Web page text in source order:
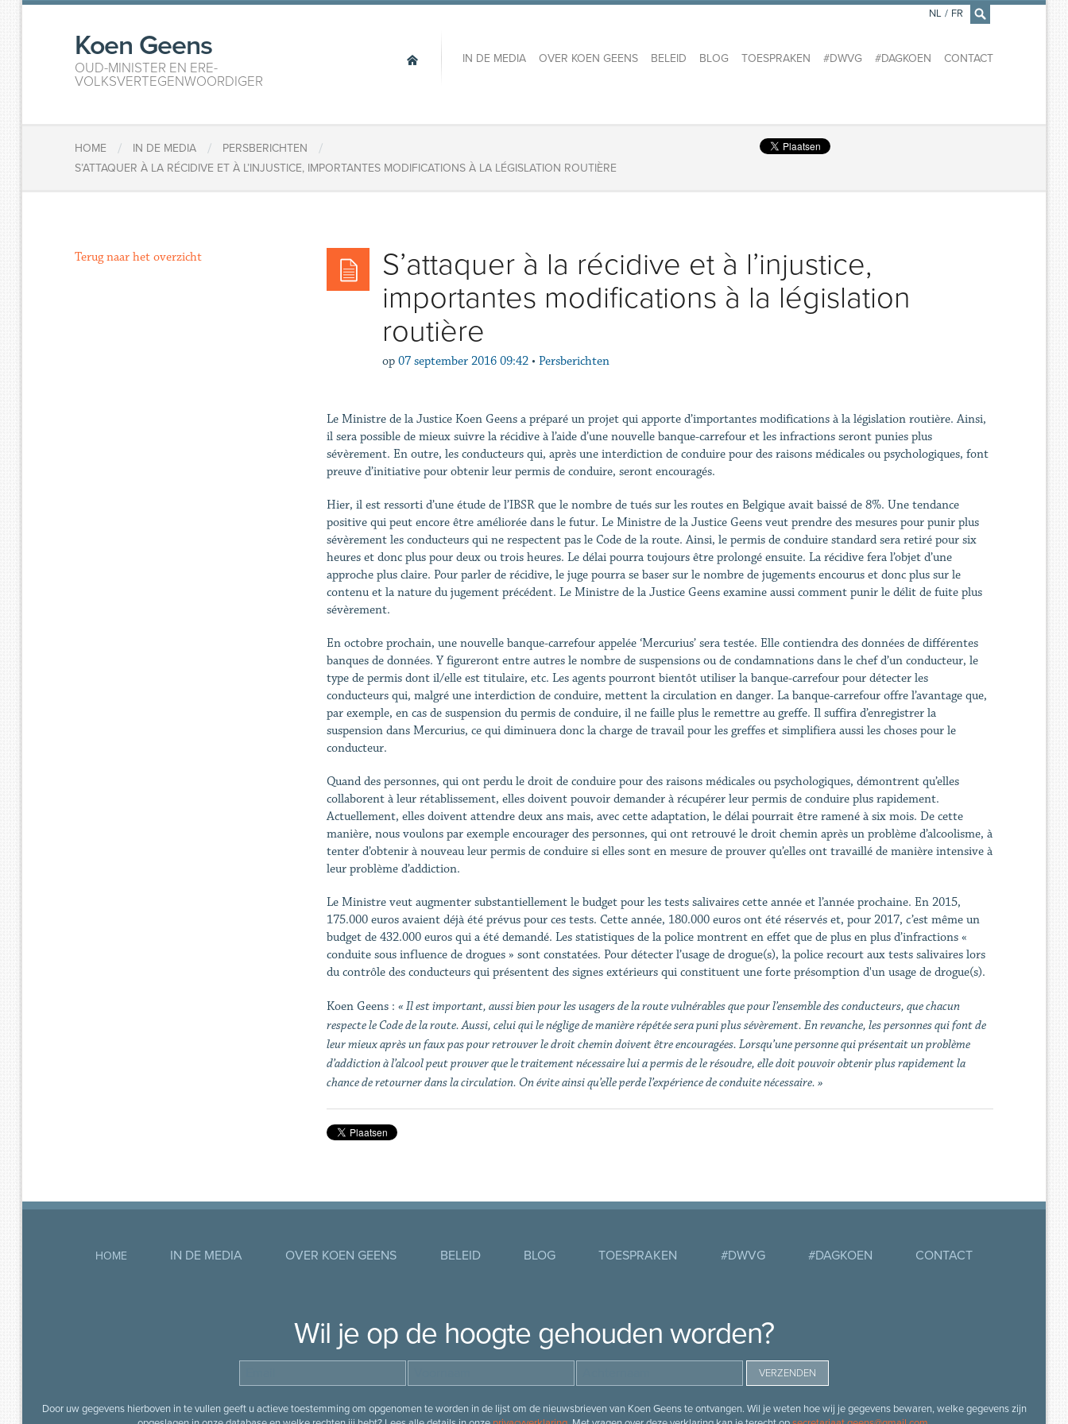
×
Koen Geens
OUD-MINISTER EN ERE-
VOLKSVERTEGENWOORDIGER
IN DE MEDIA OVER KOEN GEENS BELEID BLOG TOESPRAKEN #DWVG #DAGKOEN CONTACT
NL / FR
HOME / IN DE MEDIA / PERSBERICHTEN /
S’ATTAQUER À LA RÉCIDIVE ET À L’INJUSTICE, IMPORTANTES MODIFICATIONS À LA LÉGISLATION ROUTIÈRE
S’attaquer à la récidive et à l’injustice,
importantes modifications à la législation
routière
op 07 september 2016 09:42 • Persberichten
Le Ministre de la Justice Koen Geens a préparé un projet qui apporte d’importantes modifications à la législation routière. Ainsi,
il sera possible de mieux suivre la récidive à l’aide d’une nouvelle banque-carrefour et les infractions seront punies plus
sévèrement. En outre, les conducteurs qui, après une interdiction de conduire pour des raisons médicales ou psychologiques, font
preuve d’initiative pour obtenir leur permis de conduire, seront encouragés.
Hier, il est ressorti d’une étude de l’IBSR que le nombre de tués sur les routes en Belgique avait baissé de 8%. Une tendance
positive qui peut encore être améliorée dans le futur. Le Ministre de la Justice Geens veut prendre des mesures pour punir plus
sévèrement les conducteurs qui ne respectent pas le Code de la route. Ainsi, le permis de conduire standard sera retiré pour six
heures et donc plus pour deux ou trois heures. Le délai pourra toujours être prolongé ensuite. La récidive fera l’objet d’une
approche plus claire. Pour parler de récidive, le juge pourra se baser sur le nombre de jugements encourus et donc plus sur le
contenu et la nature du jugement précédent. Le Ministre de la Justice Geens examine aussi comment punir le délit de fuite plus
sévèrement.
En octobre prochain, une nouvelle banque-carrefour appelée ‘Mercurius’ sera testée. Elle contiendra des données de différentes
banques de données. Y figureront entre autres le nombre de suspensions ou de condamnations dans le chef d’un conducteur, le
type de permis dont il/elle est titulaire, etc. Les agents pourront bientôt utiliser la banque-carrefour pour détecter les
conducteurs qui, malgré une interdiction de conduire, mettent la circulation en danger. La banque-carrefour offre l’avantage que,
par exemple, en cas de suspension du permis de conduire, il ne faille plus le remettre au greffe. Il suffira d’enregistrer la
suspension dans Mercurius, ce qui diminuera donc la charge de travail pour les greffes et simplifiera aussi les choses pour le
conducteur.
Quand des personnes, qui ont perdu le droit de conduire pour des raisons médicales ou psychologiques, démontrent qu’elles
collaborent à leur rétablissement, elles doivent pouvoir demander à récupérer leur permis de conduire plus rapidement.
Actuellement, elles doivent attendre deux ans mais, avec cette adaptation, le délai pourrait être ramené à six mois. De cette
manière, nous voulons par exemple encourager des personnes, qui ont retrouvé le droit chemin après un problème d’alcoolisme, à
tenter d’obtenir à nouveau leur permis de conduire si elles sont en mesure de prouver qu’elles ont travaillé de manière intensive à
leur problème d’addiction.
Le Ministre veut augmenter substantiellement le budget pour les tests salivaires cette année et l’année prochaine. En 2015,
175.000 euros avaient déjà été prévus pour ces tests. Cette année, 180.000 euros ont été réservés et, pour 2017, c’est même un
budget de 432.000 euros qui a été demandé. Les statistiques de la police montrent en effet que de plus en plus d’infractions «
conduite sous influence de drogues » sont constatées. Pour détecter l’usage de drogue(s), la police recourt aux tests salivaires lors
du contrôle des conducteurs qui présentent des signes extérieurs qui constituent une forte présomption d'un usage de drogue(s).
Koen Geens : « Il est important, aussi bien pour les usagers de la route vulnérables que pour l’ensemble des conducteurs, que chacun
respecte le Code de la route. Aussi, celui qui le néglige de manière répétée sera puni plus sévèrement. En revanche, les personnes qui font de
leur mieux après un faux pas pour retrouver le droit chemin doivent être encouragées. Lorsqu’une personne qui présentait un problème
d’addiction à l’alcool peut prouver que le traitement nécessaire lui a permis de le résoudre, elle doit pouvoir obtenir plus rapidement la
chance de retourner dans la circulation. On évite ainsi qu’elle perde l’expérience de conduite nécessaire. »
Terug naar het overzicht
HOME IN DE MEDIA OVER KOEN GEENS BELEID BLOG TOESPRAKEN #DWVG #DAGKOEN CONTACT
Wil je op de hoogte gehouden worden?
Door uw gegevens hierboven in te vullen geeft u actieve toestemming om opgenomen te worden in de lijst om de nieuwsbrieven van Koen Geens te ontvangen. Wil je weten hoe wij je gegevens bewaren, welke gegevens zijn